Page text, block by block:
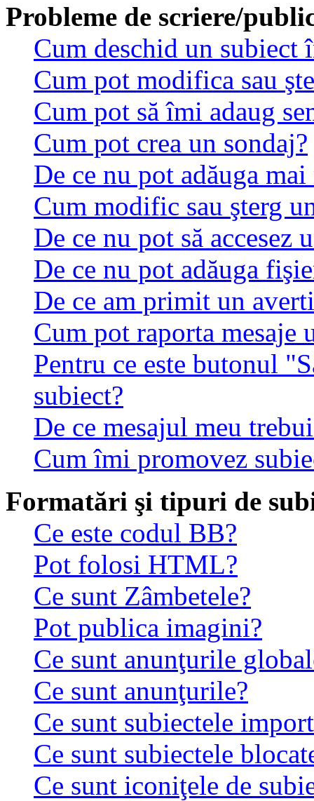
Probleme de scriere/
Cum deschid un subiect
Cum pot modifica sau
Cum pot să îmi adaug
Cum pot crea un sondaj?
De ce nu pot adăuga
Cum modific sau şterg
De ce nu pot să accesez
De ce nu pot adăuga
De ce am primit un
Cum pot raporta mesaje
Pentru ce este butonul
subiect?
De ce mesajul meu
Cum îmi promovez
Formatări şi tipuri de
Ce este codul BB?
Pot folosi HTML?
Ce sunt Zâmbetele?
Pot publica imagini?
Ce sunt anunţurile
Ce sunt anunţurile?
Ce sunt subiectele
Ce sunt subiectele
Ce sunt iconiţele de